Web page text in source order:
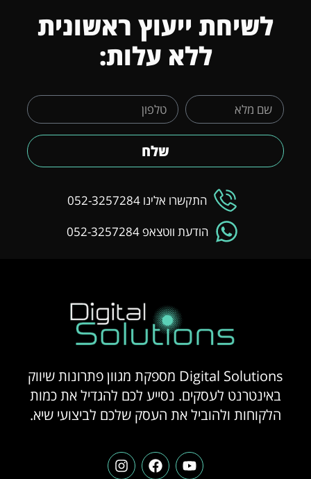
לשיחת ייעוץ ראשונית
ללא עלות:
שלח
התקשרו אלינו 052-3257284
הודעת ווטצאפ 052-3257284
Digital Solutions מספקת מגוון פתרונות שיווק
באינטרנט לעסקים. נסייע לכם להגדיל את כמות
הלקוחות ולהוביל את העסק שלכם לביצועי שיא.